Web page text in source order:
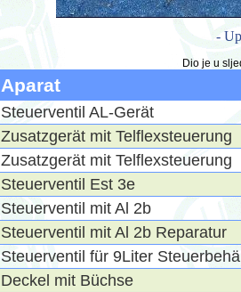
-
Dio je u
Aparat
Steuerventil AL-Gerät
Zusatzgerät mit Telflexsteuerung
Zusatzgerät mit Telflexsteuerung
Steuerventil Est 3e
Steuerventil mit Al 2b
Steuerventil mit Al 2b Reparatur
Steuerventil für 9Liter
Deckel mit Büchse